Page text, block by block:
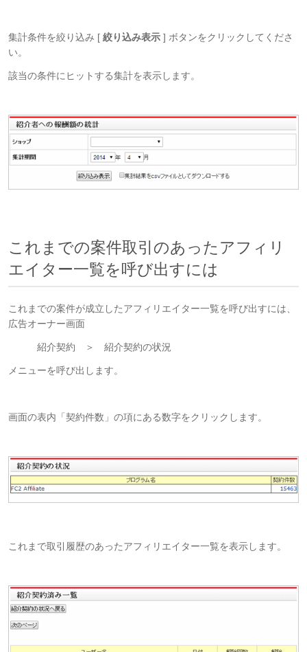
集計条件を絞り込み [ 絞り込み表示 ] ボタンをクリックしてくださ
い。
該当の条件にヒットする集計を表示します。
これまでの案件取引のあったアフィリ
エイター一覧を呼び出すには
これまでの案件が成立したアフィリエイター一覧を呼び出すには、
広告オーナー画面
紹介契約 ＞ 紹介契約の状況
メニューを呼び出します。
画面の表内「契約件数」の項にある数字をクリックします。
これまで取引履歴のあったアフィリエイター一覧を表示します。